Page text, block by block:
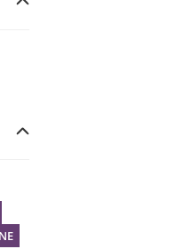
BOURGUIGNON
à Marine Robin
question à Vanessa